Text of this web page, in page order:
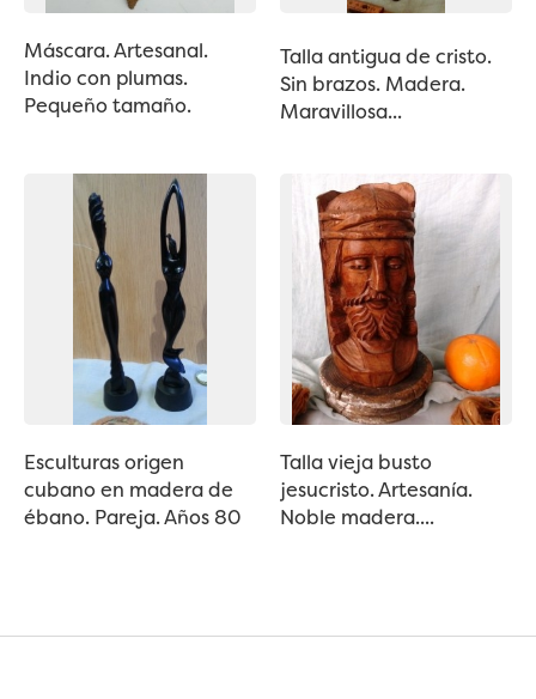
Máscara. Artesanal.
Indio con plumas.
Pequeño tamaño.
Talla antigua de cristo.
Sin brazos. Madera.
Maravillosa...
Esculturas origen
cubano en madera de
ébano. Pareja. Años 80
Talla vieja busto
jesucristo. Artesanía.
Noble madera....